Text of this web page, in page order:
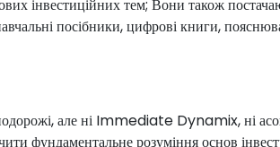
інвестиційних тем; Вони також
посібники, цифрові книги,
але ні Immediate Dynamix, ні
фундаментальне розуміння основ